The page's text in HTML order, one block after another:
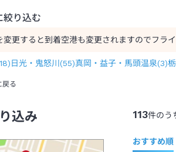
絞り込む
変更すると到着空港も変更されますのでフラ
18) 日光・鬼怒川 (55)真岡・益子・馬頭温泉(3)
戻る
込み 113件のう
おすすめ順